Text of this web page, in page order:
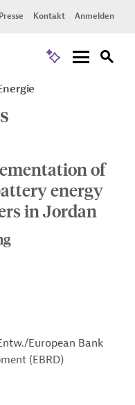
Presse Kontakt Anmelden
of
energy
in Jordan
European Bank
(EBRD)